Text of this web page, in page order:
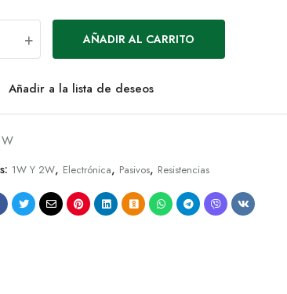
+ AÑADIR AL CARRITO
Añadir a la lista de deseos
1W Y 2W, Electrónica, Pasivos, Resistencias